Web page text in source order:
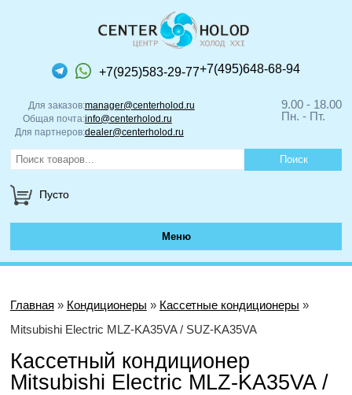
+7(925)583-29-77+7(495)648-68-94
Для заказов:manager@centerholod.ru
Общая почта:info@centerholod.ru
Для партнеров:dealer@centerholod.ru
9.00 - 18.00
Пн. - Пт.
Пусто
Меню
Главная » Кондиционеры » Кассетные кондиционеры »
Mitsubishi Electric MLZ-KA35VA / SUZ-KA35VA
Кассетный кондиционер
Mitsubishi Electric MLZ-KA35VA /